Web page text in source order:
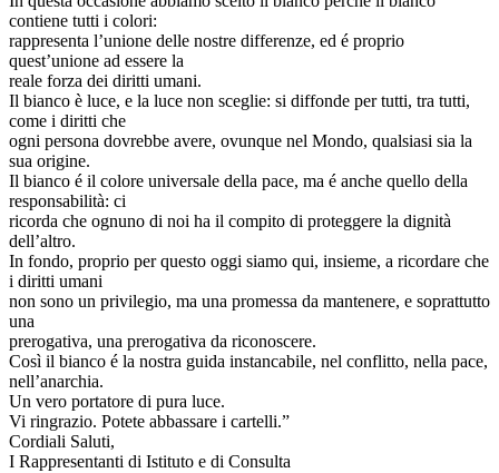
contiene tutti i colori:
rappresenta l’unione delle nostre differenze, ed é proprio
quest’unione ad essere la
reale forza dei diritti umani.
Il bianco è luce, e la luce non sceglie: si diffonde per tutti, tra tutti,
come i diritti che
ogni persona dovrebbe avere, ovunque nel Mondo, qualsiasi sia la
sua origine.
Il bianco é il colore universale della pace, ma é anche quello della
responsabilità: ci
ricorda che ognuno di noi ha il compito di proteggere la dignità
dell’altro.
In fondo, proprio per questo oggi siamo qui, insieme, a ricordare che
i diritti umani
non sono un privilegio, ma una promessa da mantenere, e soprattutto
una
prerogativa, una prerogativa da riconoscere.
Così il bianco é la nostra guida instancabile, nel conflitto, nella pace,
nell’anarchia.
Un vero portatore di pura luce.
Vi ringrazio. Potete abbassare i cartelli.”
Cordiali Saluti,
I Rappresentanti di Istituto e di Consulta